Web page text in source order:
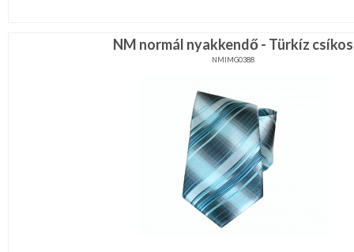
NM normál nyakkendő - Türkíz csíkos
NMIMG0388